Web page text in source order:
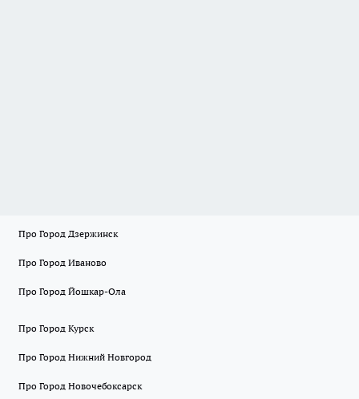
Про Город Дзержинск
Про Город Иваново
Про Город Йошкар-Ола
Про Город Курск
Про Город Нижний Новгород
Про Город Новочебоксарск